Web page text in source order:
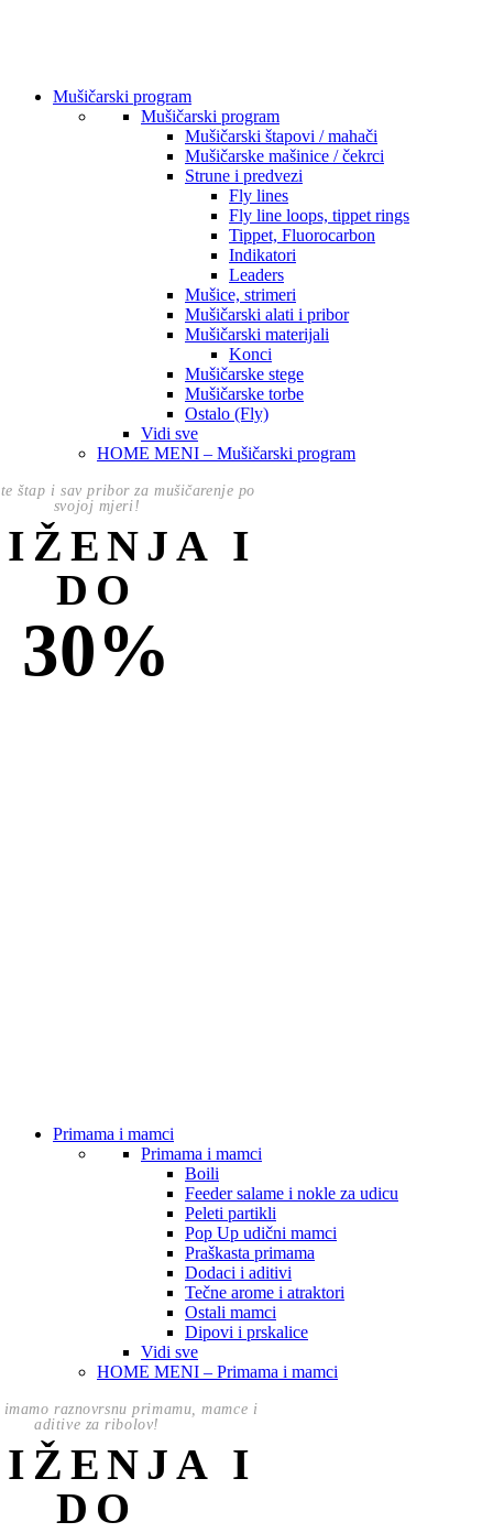
Mušičarski program
Mušičarski program
Mušičarski štapovi / mahači
Mušičarske mašinice / čekrci
Strune i predvezi
Fly lines
Fly line loops, tippet rings
Tippet, Fluorocarbon
Indikatori
Leaders
Mušice, strimeri
Mušičarski alati i pribor
Mušičarski materijali
Konci
Mušičarske stege
Mušičarske torbe
Ostalo (Fly)
Vidi sve
HOME MENI – Mušičarski program
štap i sav pribor za mušičarenje po
svojoj mjeri!
I
DO
30%
Primama i mamci
Primama i mamci
Boili
Feeder salame i nokle za udicu
Peleti partikli
Pop Up udični mamci
Praškasta primama
Dodaci i aditivi
Tečne arome i atraktori
Ostali mamci
Dipovi i prskalice
Vidi sve
HOME MENI – Primama i mamci
raznovrsnu primamu, mamce i
aditive za ribolov!
I
DO